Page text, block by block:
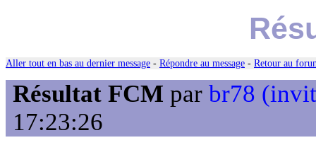
Aller tout en bas au dernier message - Répondre au message - Retour au
Résultat FCM par br78
17:23:26